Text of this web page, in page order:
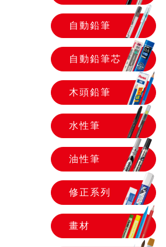
自動鉛筆
自動鉛筆芯
木頭鉛筆
水性筆
油性筆
修正系列
畫材